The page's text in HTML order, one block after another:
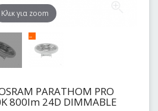
Kλικ για zoom
PARATHOM PRO
800lm 24D DIMMABLE